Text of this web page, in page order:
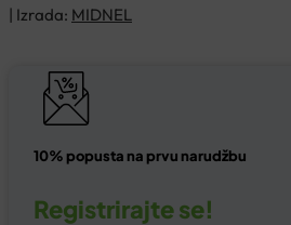
| Izrada: MIDNEL
10% popusta na prvu narudžbu
Registrirajte se!